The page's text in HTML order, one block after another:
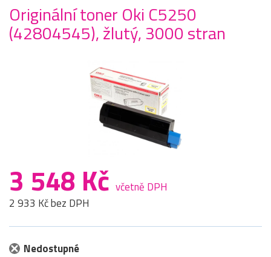
Originální toner Oki C5250
(42804545), žlutý, 3000 stran
3 548 Kč včetně DPH
2 933 Kč bez DPH
Nedostupné